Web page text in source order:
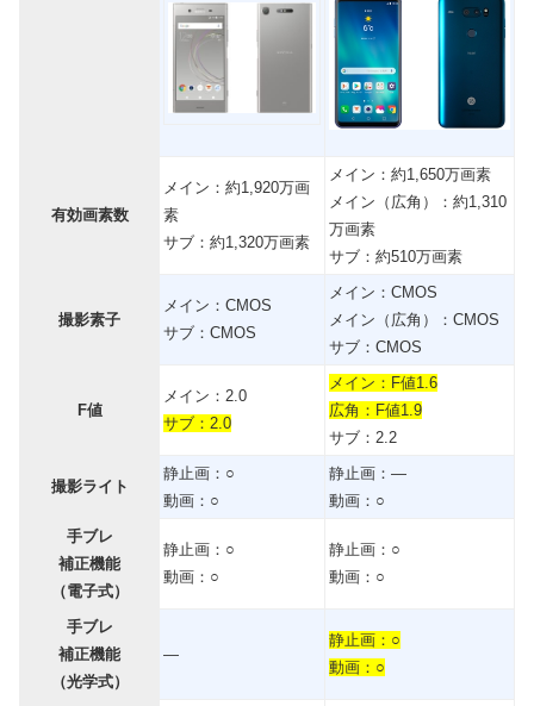
有効画素数
メイン：約1,920万画
素
サブ：約1,320万画素
メイン：約1,650万画素
メイン（広角）：約1,310
万画素
サブ：約510万画素
撮影素子
メイン：CMOS
サブ：CMOS
メイン：CMOS
メイン（広角）：CMOS
サブ：CMOS
F値
メイン：2.0
サブ：2.0
メイン：F値1.6
広角：F値1.9
サブ：2.2
撮影ライト
静止画：○
動画：○
静止画：―
動画：○
手ブレ
補正機能
（電子式）
静止画：○
動画：○
静止画：○
動画：○
手ブレ
補正機能
（光学式）
―
静止画：○
動画：○